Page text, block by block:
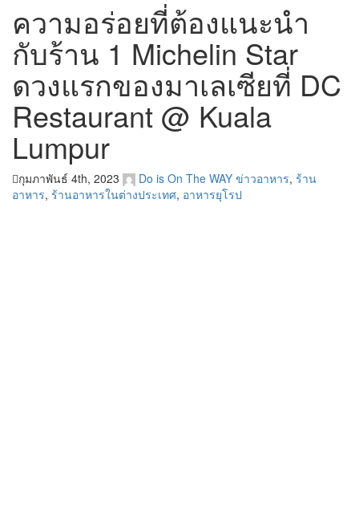
ความอร่อยที่ต้องแนะนำ
กับร้าน 1 Michelin Star
ดวงแรกของมาเลเซียที่ DC
Restaurant @ Kuala
Lumpur
กุมภาพันธ์ 4th, 2023 Do is On The WAY ข่าวอาหาร, ร้าน
อาหาร, ร้านอาหารในต่างประเทศ, อาหารยุโรป